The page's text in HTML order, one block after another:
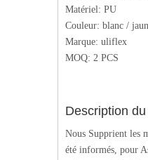
Matériel: PU
Couleur: blanc /
Marque: uliflex
MOQ: 2 PCS
Description
Nous Supprient les
été informés, pour